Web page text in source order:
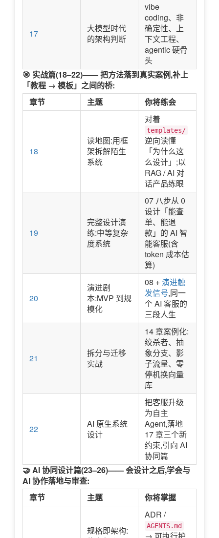
17
大模型时代
的架构判断
vibe
coding、非
确定性、上
下文工程、
agentic 硬骨
头
🎯 实战篇(18–22)—— 把方法落到真实案例,补上
「教程 → 模板」之间的桥:
章节
主题 你将练会
18
读地图:用框
架拆解陌生
系统
对着
templates/
逆向读懂
「为什么这
么设计」;以
RAG / AI 对
话产品练眼
19
完整设计演
练:中等复杂
度系统
07 八步从 0
设计「能查
单、能退
款」的 AI 智
能客服(含
token 成本估
算)
20
演进剧
本:MVP 到规
模化
08 +演进触
发信号,同一
个 AI 客服的
三段人生
21
拆分与迁移
实战
14 章案例化:
绞杀者、抽
象分支、影
子流量、零
停机换向量
库
22
AI 原生系统
设计
把客服升级
为自主
Agent,落地
17 章三个新
约束,引向 AI
协同篇
🤝 AI 协同设计篇(23–26)—— 会设计之后,学会与
AI 协作落地与审查:
章节
主题 你将掌握
规格即架构:
ADR /
AGENTS.md
→ 可执行护